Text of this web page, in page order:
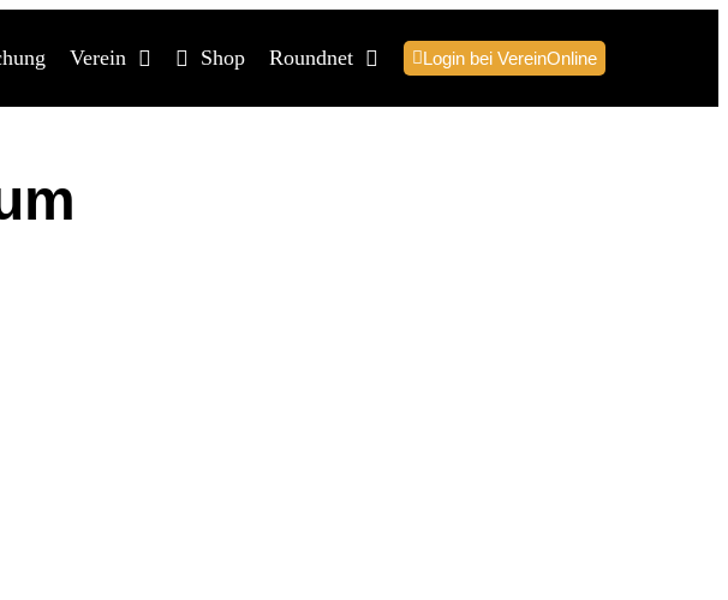
Verein Shop Roundnet Login bei VereinOnline